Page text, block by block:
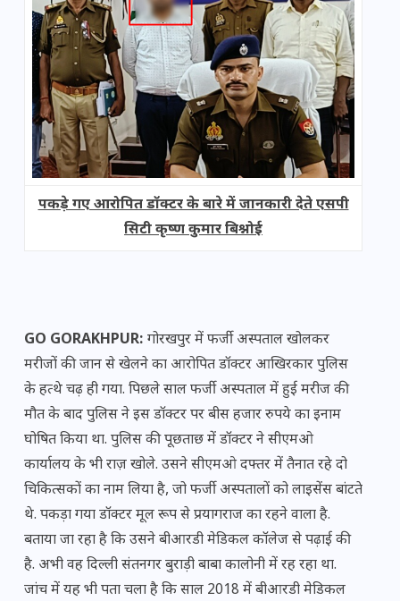
पकड़े गए आरोपित डॉक्टर के बारे में जानकारी देते एसपी
सिटी कृष्ण कुमार बिश्नोई
GO GORAKHPUR: गोरखपुर में फर्जी अस्पताल खोलकर
मरीजों की जान से खेलने का आरोपित डॉक्टर आखिरकार पुलिस
के हत्थे चढ़ ही गया. पिछले साल फर्जी अस्पताल में हुई मरीज की
मौत के बाद पुलिस ने इस डॉक्टर पर बीस हजार रुपये का इनाम
घोषित किया था. पुलिस की पूछताछ में डॉक्टर ने सीएमओ
कार्यालय के भी राज़ खोले. उसने सीएमओ दफ्तर में तैनात रहे दो
चिकित्सकों का नाम लिया है, जो फर्जी अस्पतालों को लाइसेंस बांटते
थे. पकड़ा गया डॉक्टर मूल रूप से प्रयागराज का रहने वाला है.
बताया जा रहा है कि उसने बीआरडी मेडिकल कॉलेज से पढ़ाई की
है. अभी वह दिल्ली संतनगर बुराड़ी बाबा कालोनी में रह रहा था.
जांच में यह भी पता चला है कि साल 2018 में बीआरडी मेडिकल